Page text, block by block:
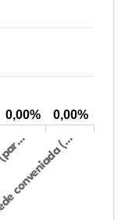
(…
0,00% 0,00%